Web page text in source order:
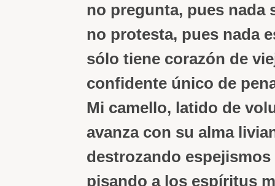
no pregunta, pues nada
no protesta, pues nada
sólo tiene corazón de
confidente único de
Mi camello, latido de
avanza con su alma
destrozando
pisando a los espíritus